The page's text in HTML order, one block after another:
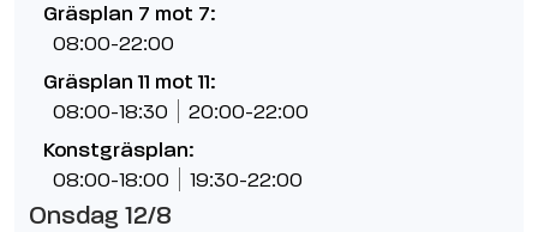
Gräsplan 7 mot 7:
08:00-22:00
Gräsplan 11 mot 11:
08:00-18:30 20:00-22:00
Konstgräsplan:
08:00-18:00 19:30-22:00
Onsdag 12/8